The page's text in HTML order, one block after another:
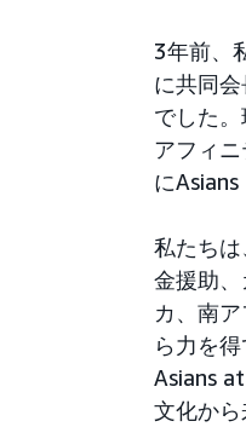
3年前、
に共同
でした
アフィ
に
私たち
金援助
カ、南
ら力を
Asians
文化か